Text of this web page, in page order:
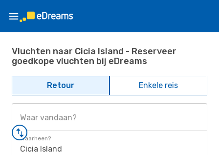
Vluchten naar Cicia Island - Reserveer
goedkope vluchten bij eDreams
Retour Enkele reis
Waar vandaan?
Waarheen?
Cicia Island